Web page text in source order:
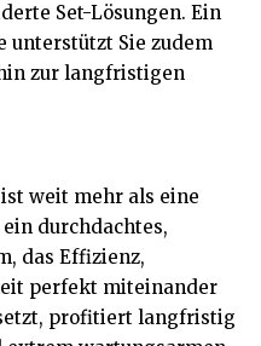
Set-Lösungen. Ein
unterstützt Sie zudem
zur langfristigen
weit mehr als eine
durchdachtes,
das Effizienz,
perfekt miteinander
profitiert langfristig